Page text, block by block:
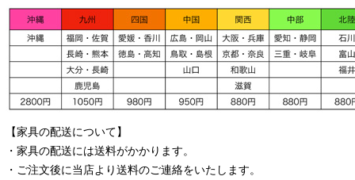
【家具の配送について】
・家具の配送には送料がかかります。
・ご注文後に当店より送料のご連絡をいたします。